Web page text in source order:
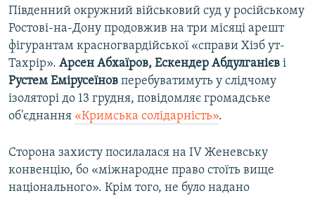
Усі сайти RFE/RL
Південний окружний військовий суд у російському
Ростові-на-Дону продовжив на три місяці арешт
фігурантам красногвардійської «справи Хізб ут-
Тахрір». Арсен Абхаїров, Ескендер Абдулганієв і
Рустем Емірусеїнов перебуватимуть у слідчому
ізоляторі до 13 грудня, повідомляє громадське
об'єднання «Кримська солідарність».
Сторона захисту посилалася на IV Женевську
конвенцію, бо «міжнародне право стоїть вище
національного». Крім того, не було надано